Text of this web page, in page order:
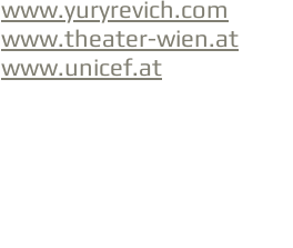
www.yuryrevich.com
www.theater-wien.at
www.unicef.at